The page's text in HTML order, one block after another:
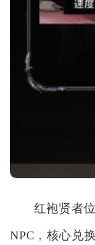
红袍贤者
NPC，核心兑